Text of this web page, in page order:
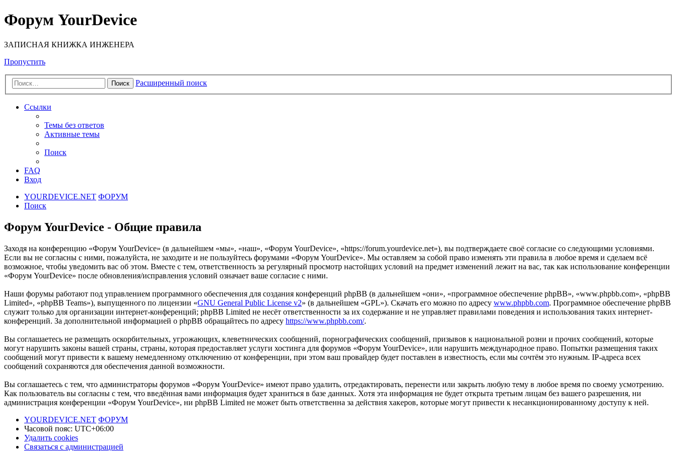
Форум YourDevice
ЗАПИСНАЯ КНИЖКА ИНЖЕНЕРА
Пропустить
Поиск Расширенный поиск
Ссылки
Темы без ответов
Активные темы
Поиск
FAQ
Вход
YOURDEVICE.NET ФОРУМ
Поиск
Форум YourDevice - Общие правила
Заходя на конференцию «Форум YourDevice» (в дальнейшем «мы», «наш», «Форум YourDevice», «https://forum.yourdevice.net»), вы подтверждаете своё согласие со следующими условиями.
Если вы не согласны с ними, пожалуйста, не заходите и не пользуйтесь форумами «Форум YourDevice». Мы оставляем за собой право изменять эти правила в любое время и сделаем всё
возможное, чтобы уведомить вас об этом. Вместе с тем, ответственность за регулярный просмотр настойщих условий на предмет изменений лежит на вас, так как использование конференции
«Форум YourDevice» после обновления/исправления условий означает ваше согласие с ними.
Наши форумы работают под управлением программного обеспечения для создания конференций phpBB (в дальнейшем «они», «программное обеспечение phpBB», «www.phpbb.com», «phpBB
Limited», «phpBB Teams»), выпущенного по лицензии «GNU General Public License v2» (в дальнейшем «GPL»). Скачать его можно по адресу www.phpbb.com. Программное обеспечение phpBB
служит только для организации интернет-конференций; phpBB Limited не несёт ответственности за их содержание и не управляет правилами поведения и использования таких интернет-
конференций. За дополнительной информацией о phpBB обращайтесь по адресу https://www.phpbb.com/.
Вы соглашаетесь не размещать оскорбительных, угрожающих, клеветнических сообщений, порнографических сообщений, призывов к национальной розни и прочих сообщений, которые
могут нарушить законы вашей страны, страны, которая предоставляет услуги хостинга для форумов «Форум YourDevice», или нарушить международное право. Попытки размещения таких
сообщений могут привести к вашему немедленному отключению от конференции, при этом ваш провайдер будет поставлен в известность, если мы сочтём это нужным. IP-адреса всех
сообщений сохраняются для обеспечения данной возможности.
Вы соглашаетесь с тем, что администраторы форумов «Форум YourDevice» имеют право удалить, отредактировать, перенести или закрыть любую тему в любое время по своему усмотрению.
Как пользователь вы согласны с тем, что введённая вами информация будет храниться в базе данных. Хотя эта информация не будет открыта третьим лицам без вашего разрешения, ни
администрация конференции «Форум YourDevice», ни phpBB Limited не может быть ответственна за действия хакеров, которые могут привести к несанкционированному доступу к ней.
YOURDEVICE.NET ФОРУМ
Часовой пояс: UTC+06:00
Удалить cookies
Связаться с администрацией